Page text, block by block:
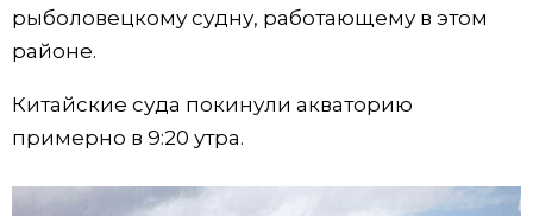
Жизнь
Технологии
рыболовецкому судну, работающему в этом
районе.
Китайские суда покинули акваторию
примерно в 9:20 утра.